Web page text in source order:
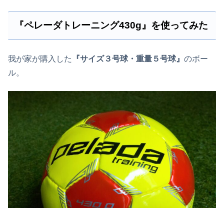
『ペレーダトレーニング430g』を使ってみた
我が家が購入した 『サイズ３号球・重量５号球』 のボー
ル。